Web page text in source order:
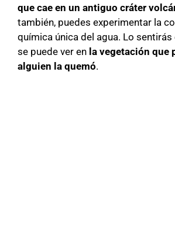
que cae en un antiguo cráter
también, puedes experimentar la
química única del agua. Lo sentirás
se puede ver en la vegetación que
alguien la quemó.